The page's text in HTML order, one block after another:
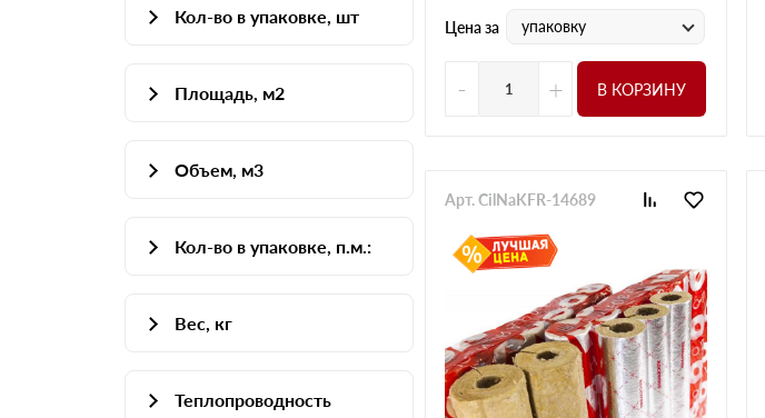
7000
1000
Кол-во в упаковке, шт
3
6
Площадь, м2
3.6
6
Объем, м3
0.2
0.14
Кол-во в упаковке, п.м.:
Вес, кг
15
Теплопроводность
Цена за упаковку
- + В КОРЗИНУ
Арт. CilNaKFR-14689